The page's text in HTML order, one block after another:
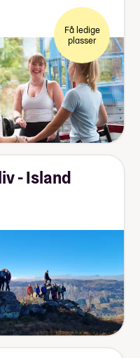
Få ledige
plasser
- Island